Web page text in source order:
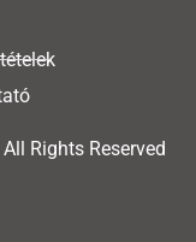
Rights Reserved